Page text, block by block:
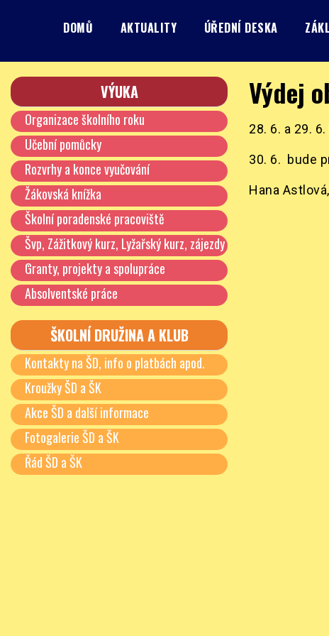
DOMŮ AKTUALITY ÚŘEDNÍ DESKA
ZŠ Burešova
Základní škola, Praha 8, Burešova 14 Výdej
28. 6. a 29.
30. 6. bude
Hana
VÝUKA
Organizace školního roku
Učební pomůcky
Rozvrhy a konce vyučování
Žákovská knížka
Školní poradenské pracoviště
Švp, Zážitkový kurz, Lyžařský kurz, zájezdy
…
Granty, projekty a spolupráce
Absolventské práce
ŠKOLNÍ DRUŽINA A KLUB
Kontakty na ŠD, info o platbách apod.
Kroužky ŠD a ŠK
Akce ŠD a další informace
Fotogalerie ŠD a ŠK
Řád ŠD a ŠK